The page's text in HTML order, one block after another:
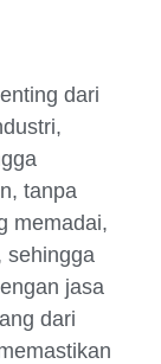
dari
tanpa
memadai,
sehingga
jasa
dari